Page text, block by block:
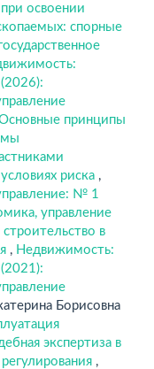
освоении
спорные
принципы
риска ,
№ 1
управление
в
, Недвижимость:
Борисовна
экспертиза в
,